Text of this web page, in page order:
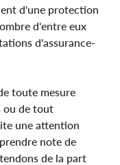
d'une protection
d'entre eux
d'assurance-
toute mesure
ou de tout
une attention
note de
de la part